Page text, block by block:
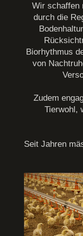
Wir schaffen
durch die
Biorhythmus
von
Zudem
Tierwohl,
Seit Jahren